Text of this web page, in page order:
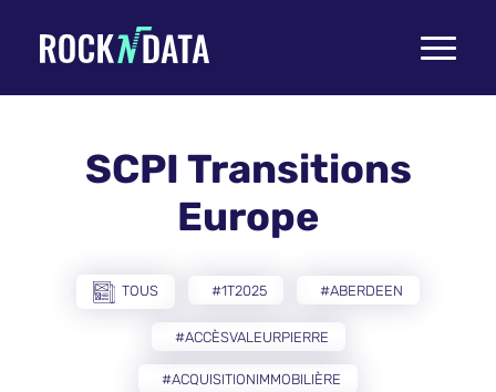
Toggle
SCPI Transitions
Europe
TOUS #1T2025 #ABERDEEN
#ACCÈSVALEURPIERRE
#ACQUISITIONIMMOBILIÈRE